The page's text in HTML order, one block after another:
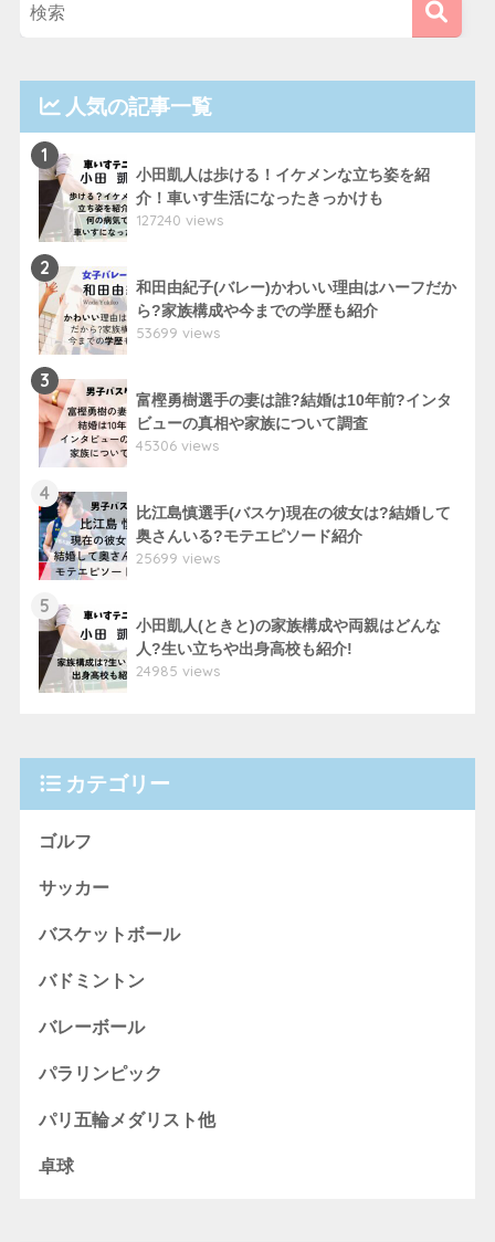
人気の記事一覧
1
小田凱人は歩ける！イケメンな立ち姿を紹
介！車いす生活になったきっかけも
127240 views
2
和田由紀子(バレー)かわいい理由はハーフだか
ら?家族構成や今までの学歴も紹介
53699 views
3
富樫勇樹選手の妻は誰?結婚は10年前?インタ
ビューの真相や家族について調査
45306 views
4
比江島慎選手(バスケ)現在の彼女は?結婚して
奥さんいる?モテエピソード紹介
25699 views
5
小田凱人(ときと)の家族構成や両親はどんな
人?生い立ちや出身高校も紹介!
24985 views
カテゴリー
ゴルフ
サッカー
バスケットボール
バドミントン
バレーボール
パラリンピック
パリ五輪メダリスト他
卓球